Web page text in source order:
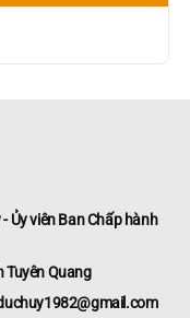
ĐIỆN TỬ
Ủy viên Ban Chấp hành
Tuyên Quang